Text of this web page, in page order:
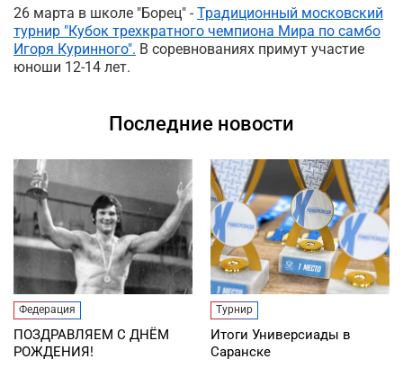
26 марта в школе "Борец" - Традиционный московский
турнир "Кубок трехкратного чемпиона Мира по самбо
Игоря Куринного". В соревнованиях примут участие
юноши 12-14 лет.
Последние новости
Федерация
ПОЗДРАВЛЯЕМ С ДНЁМ
РОЖДЕНИЯ!
Турнир
Итоги Универсиады в
Саранске